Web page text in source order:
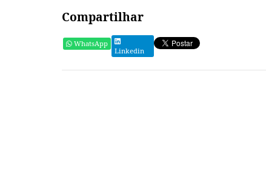
Compartilhar
WhatsApp
Linkedin